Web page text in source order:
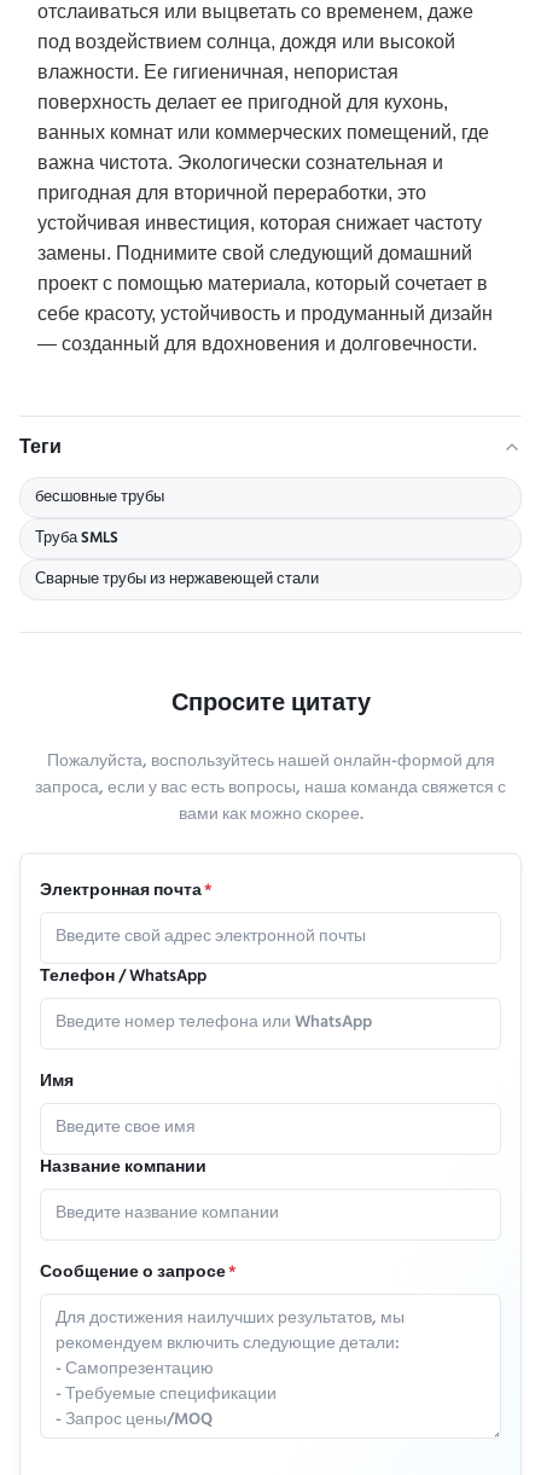
отслаиваться или выцветать со временем, даже
под воздействием солнца, дождя или высокой
влажности. Ее гигиеничная, непористая
поверхность делает ее пригодной для кухонь,
ванных комнат или коммерческих помещений, где
важна чистота. Экологически сознательная и
пригодная для вторичной переработки, это
устойчивая инвестиция, которая снижает частоту
замены. Поднимите свой следующий домашний
проект с помощью материала, который сочетает в
себе красоту, устойчивость и продуманный дизайн
— созданный для вдохновения и долговечности.
Теги
бесшовные трубы
Труба SMLS
Сварные трубы из нержавеющей стали
Спросите цитату
Пожалуйста, воспользуйтесь нашей онлайн-формой для
запроса, если у вас есть вопросы, наша команда свяжется с
вами как можно скорее.
Электронная почта*
Телефон / WhatsApp
Имя
Название компании
Сообщение о запросе*